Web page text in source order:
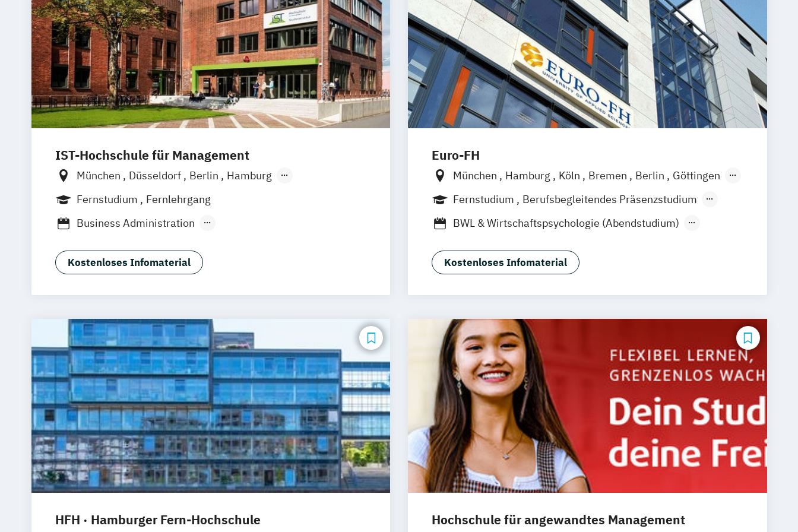
Sportpsychologie
Beratung & Coaching
Gesundheitspsychologie
Gesundheitspsychologie im Online-Abendstudium
Lernpsychologie und integrative Lerntherapie
Personalpsychologie und Human Resource
Management
Psychologie
Wirtschaftspsychologie
Wirtschaftspsychologie & Künstliche Intelligenz
Wirtschaftspsychologie im Online-Abendstudium
IST-Hochschule für Management
München Düsseldorf Berlin
Hamburg
Weil am Rhein
Frankfurt am Main
Innsbruck
Fernstudium
Fernlehrgang
Business Administration
Wirtschaftspsychologie
Kostenloses Infomaterial
Euro-FH
München Hamburg Köln Bremen Berlin
Göttingen
Frankfurt am Main
Leipzig Nürnberg Stuttgart
Fernstudium
Berufsbegleitendes Präsenzstudium
Duales Studium
Fernlehrgang
BWL & Wirtschaftspsychologie (Abendstudium)
Business Coaching & Change Management
Interkulturelle Psychologie
Psychologie für Personalmanager
Psychologie mit Schwerpunkt Arbeits-
Organisations- und Wirtschaftspsychologie
Psychologie mit Schwerpunkt Gesundheitspsychologie
Psychologie mit Schwerpunkt Klinische Psychologie und
Psychologische Beratung
Psychologie mit Schwerpunkt Psychologische
Diagnostik und Evaluation
Psychologie mit Schwerpunkt Pädagogische
Psychologie
Wirtschaftspsychologie
Kostenloses Infomaterial
HFH · Hamburger Fern-Hochschule Hochschule für angewandtes Management